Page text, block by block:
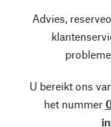
Advies,
U bereikt ons
het nummer